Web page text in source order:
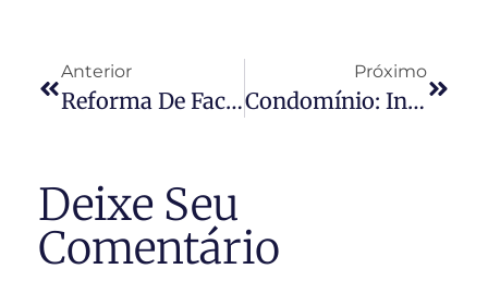
Anterior
Reforma De Fachada Requer 100% De Adesão Dos Moradores
Próximo
Condomínio: Invasão De Domicílio Pelo Síndico
Deixe Seu
Comentário